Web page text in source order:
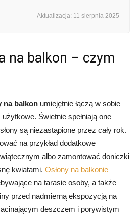
Aktualizacja: 11 sierpnia 2025
na balkon – czym
na balkon umiejętnie łączą w sobie
Świetnie spełniają one
są niezastąpione przez cały rok.
na przykład dodatkowe
albo zamontować doniczki
kwiatami. Osłony na balkonie
na tarasie osoby, a także
przed nadmierną ekspozycją na
deszczem i porywistym